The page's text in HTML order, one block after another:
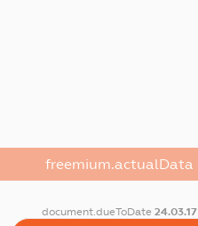
freemium.actualData
document.dueToDate 24.03.17